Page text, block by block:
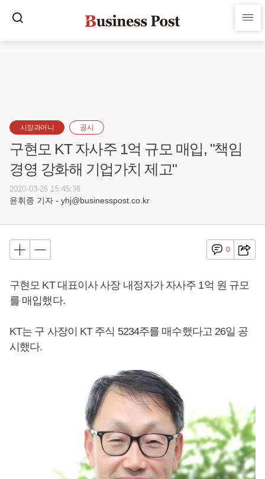
시장과머니 공시
구현모 KT 자사주 1억 규모 매입, "책임
경영 강화해 기업가치 제고"
2020-03-26 15:45:36
윤휘종 기자 - yhj@businesspost.co.kr
0
구현모 KT 대표이사 사장 내정자가 자사주 1억 원 규모
를 매입했다.
KT는 구 사장이 KT 주식 5234주를 매수했다고 26일 공
시했다.